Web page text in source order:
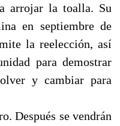
arrojar la toalla. Su
en septiembre de
la reelección, así
para demostrar
y cambiar para
Después se vendrán